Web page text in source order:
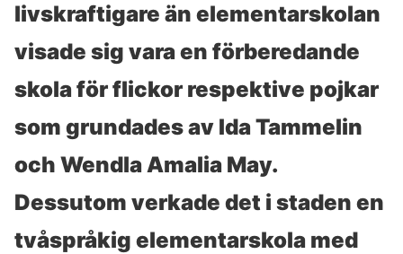
livskraftigare än elementarskolan
visade sig vara en förberedande
skola för flickor respektive pojkar
som grundades av Ida Tammelin
och Wendla Amalia May.
Dessutom verkade det i staden en
tvåspråkig elementarskola med